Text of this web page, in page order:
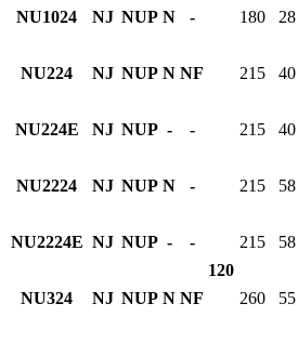
NU1024 NJ NUP N -
120
180 28
NU224 NJ NUP N NF 215 40
NU224E NJ NUP - - 215 40
NU2224 NJ NUP N - 215 58
NU2224E NJ NUP - - 215 58
NU324 NJ NUP N NF 260 55